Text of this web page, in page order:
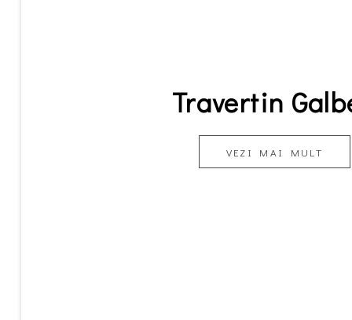
Travertin
VEZI MAI MULT